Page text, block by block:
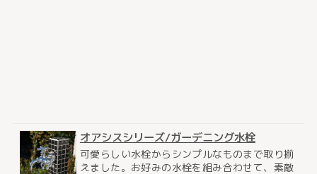
オアシスシリーズ/ガーデニング水栓
可愛らしい水栓からシンプルなものまで取り揃
えました。お好みの水栓を組み合わせて、素敵